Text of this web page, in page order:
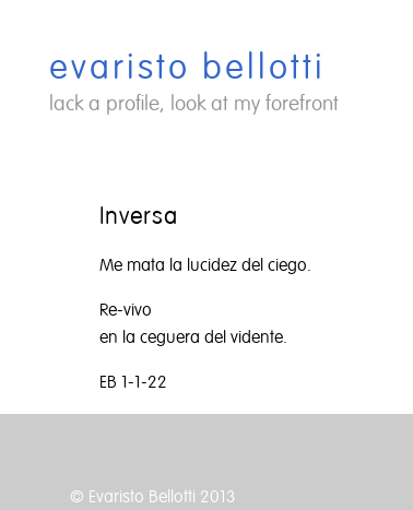
contenidoevaristo bellotti
lack a profile, look at my forefront
Inversa
Me mata la lucidez del ciego.
Re-vivo
en la ceguera del vidente.
EB 1-1-22
© Evaristo Bellotti 2013